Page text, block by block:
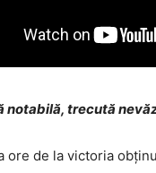
notabilă, trecută
ore de la victoria